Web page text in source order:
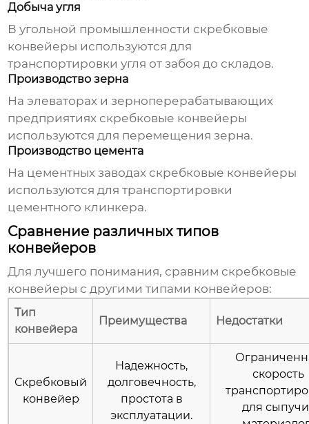
Добыча угля
В угольной промышленности скребковые
конвейеры используются для
транспортировки угля от забоя до складов.
Производство зерна
На элеваторах и зерноперерабатывающих
предприятиях скребковые конвейеры
используются для перемещения зерна.
Производство цемента
На цементных заводах скребковые конвейеры
используются для транспортировки
цементного клинкера.
Сравнение различных типов
конвейеров
Для лучшего понимания, сравним скребковые
конвейеры с другими типами конвейеров:
Тип
конвейера
Преимущества Недостатки
Скребковый
конвейер
Надежность,
долговечность,
простота в
эксплуатации.
скорость
для